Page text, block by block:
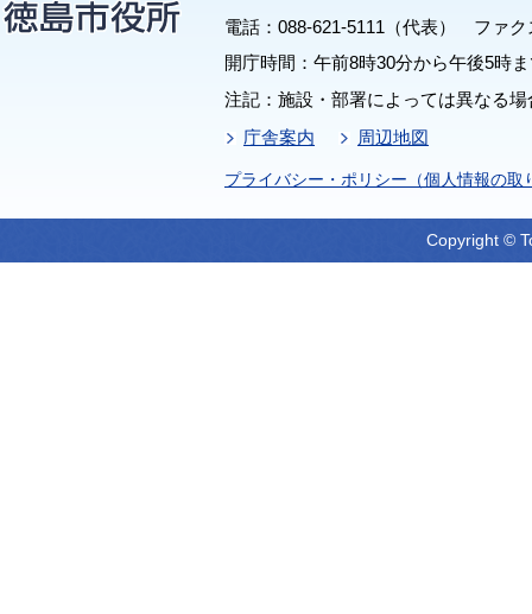
電話：088-621-5111（代表） ファク
開庁時間：午前8時30分から午後5時
注記：施設・部署によっては異なる
庁舎案内
周辺地図
プライバシー・ポリシー（個人情報の取
Copyright ©